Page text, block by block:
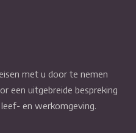
met u door te nemen
een uitgebreide bespreking
en werkomgeving.